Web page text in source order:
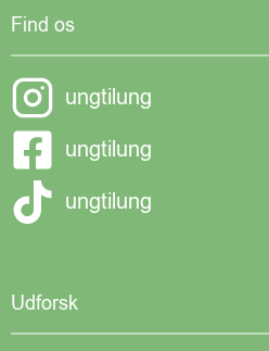
Find os
ungtilung
ungtilung
ungtilung
Udforsk